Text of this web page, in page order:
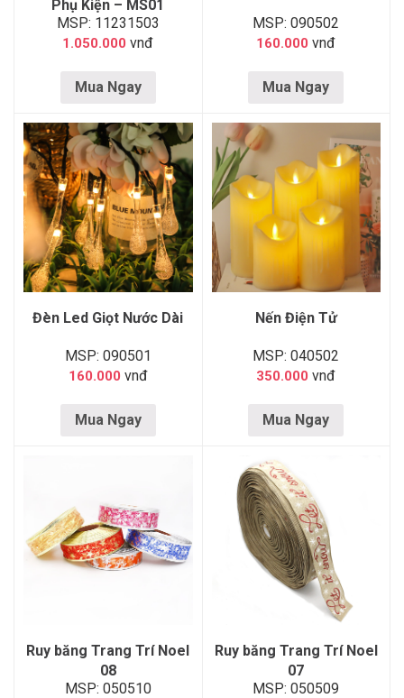
Phụ Kiện – MS01
MSP: 11231503
1.050.000 vnđ
Mua Ngay
MSP: 090502
160.000 vnđ
Mua Ngay
Đèn Led Giọt Nước Dài
MSP: 090501
160.000 vnđ
Mua Ngay
Nến Điện Tử
MSP: 040502
350.000 vnđ
Mua Ngay
Ruy băng Trang Trí Noel
08
MSP: 050510
Ruy băng Trang Trí Noel
07
MSP: 050509